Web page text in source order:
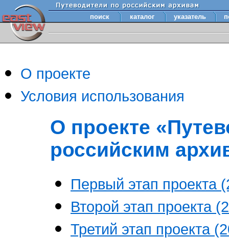
поиск каталог указатель
О проекте
Условия использования
О проекте
российским
Первый этап проекта
Второй этап проекта
Третий этап проекта